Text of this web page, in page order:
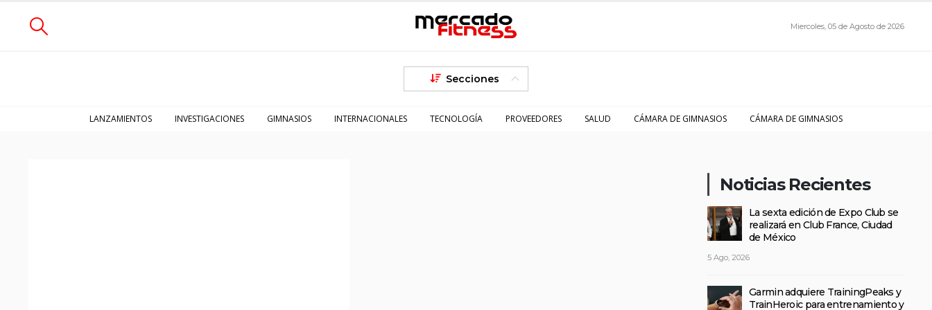
Miercoles, 05 de Agosto de 2026
Secciones
LANZAMIENTOS INVESTIGACIONES GIMNASIOS INTERNACIONALES TECNOLOGÍA PROVEEDORES SALUD CÁMARA DE GIMNASIOS CÁMARA DE GIMNASIOS
Noticias Recientes
La sexta edición de Expo Club se
realizará en Club France, Ciudad
de México
5 Ago, 2026
Garmin adquiere TrainingPeaks y
TrainHeroic para entrenamiento y